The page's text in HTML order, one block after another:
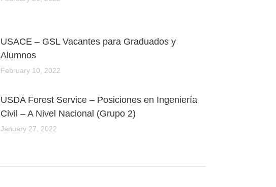
USACE – GSL Vacantes para Graduados y
Alumnos
February 10, 2022
USDA Forest Service – Posiciones en Ingeniería
Civil – A Nivel Nacional (Grupo 2)
January 27, 2022